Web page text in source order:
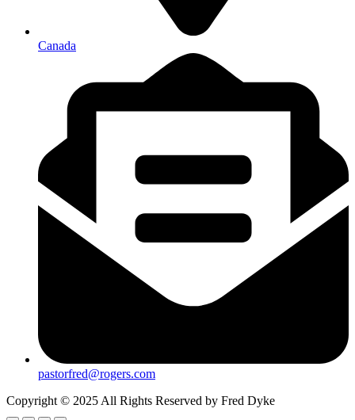
Canada
pastorfred@rogers.com
Copyright © 2025 All Rights Reserved by Fred Dyke